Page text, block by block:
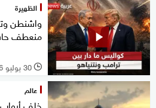
الظهيرة
واشنطن
منعطف
l 30 يوليو 2026
عالم
خلف